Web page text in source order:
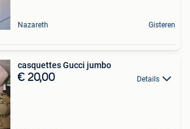
Nazareth Gisteren
casquettes Gucci jumbo
€ 20,00 Details